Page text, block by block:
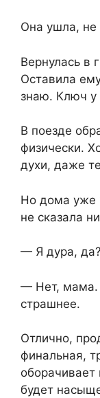
Она ушла, не
Вернулась в
Оставила
знаю. Ключ у
В поезде
физически.
духи, даже
Но дома уже
не сказала
— Я дура,
— Нет, мама.
страшнее.
Отлично,
финальная,
оборачивает
будет